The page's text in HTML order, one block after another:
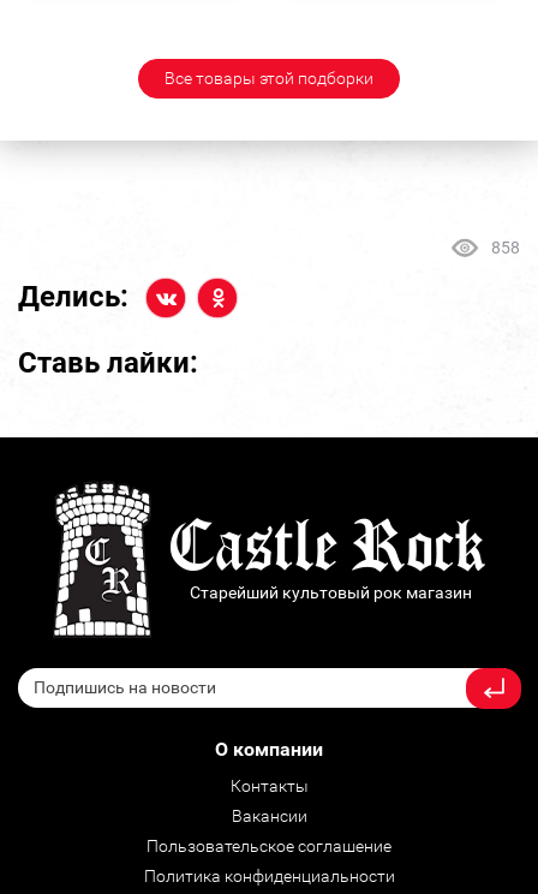
Все товары этой подборки
858
Делись:
Ставь лайки:
Старейший культовый рок магазин
О компании
Контакты
Вакансии
Пользовательское соглашение
Политика конфиденциальности